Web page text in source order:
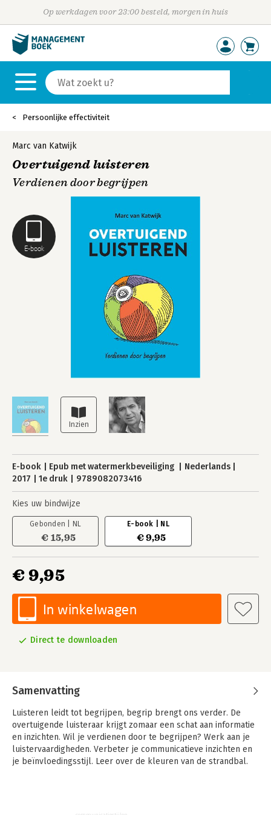
Op werkdagen voor 23:00 besteld, morgen in huis
Persoonlijke effectiviteit
E-book
Marc van Katwijk
Overtuigend luisteren
Verdienen door begrijpen
E-book Epub met watermerkbeveiliging
Nederlands
2017
1e druk 9789082073416
Kies uw bindwijze
Gebonden | NL
€ 15,95
E-book | NL
€ 9,95
€ 9,95
In winkelwagen
Direct te downloaden
Samenvatting
Luisteren leidt tot begrijpen, begrip brengt ons verder. De
overtuigende luisteraar krijgt zomaar een schat aan informatie
en inzichten. Wil je verdienen door te begrijpen? Werk aan je
luistervaardigheden. Verbeter je communicatieve inzichten en
je beïnvloedingsstijl. Leer over de kleuren van de strandbal.